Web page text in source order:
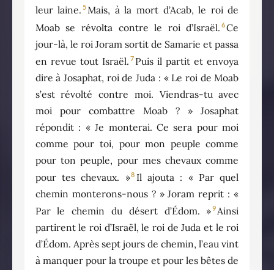
leur laine. 5Mais, à la mort d’Acab, le roi de
Moab se révolta contre le roi d’Israël. 6Ce
jour-là, le roi Joram sortit de Samarie et passa
en revue tout Israël. 7 Puis il partit et envoya
dire à Josaphat, roi de Juda : « Le roi de Moab
s’est révolté contre moi. Viendras-tu avec
moi pour combattre Moab ? » Josaphat
répondit : « Je monterai. Ce sera pour moi
comme pour toi, pour mon peuple comme
pour ton peuple, pour mes chevaux comme
pour tes chevaux. »8 Il ajouta : « Par quel
chemin monterons-nous ? » Joram reprit : «
Par le chemin du désert d’Édom. »9Ainsi
partirent le roi d’Israël, le roi de Juda et le roi
d’Édom. Après sept jours de chemin, l’eau vint
à manquer pour la troupe et pour les bêtes de